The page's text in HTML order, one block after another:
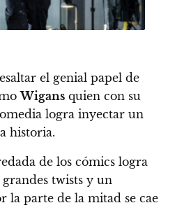
el genial papel de
Wigans quien con su
logra inyectar un
historia.
de los cómics logra
twists y un
la parte de la mitad se cae